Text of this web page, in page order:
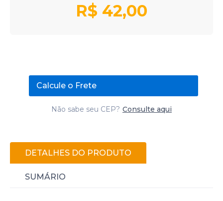
R$ 42,00
Calcule o Frete
Não sabe seu CEP? Consulte aqui
DETALHES DO PRODUTO
SUMÁRIO